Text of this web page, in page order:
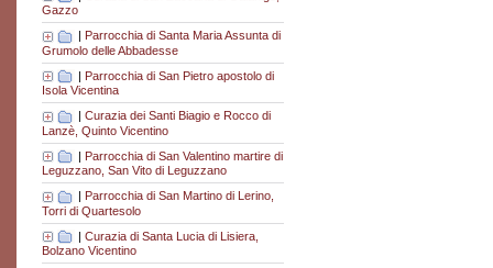
Gazzo
| Parrocchia di Santa Maria Assunta di
Grumolo delle Abbadesse
| Parrocchia di San Pietro apostolo di
Isola Vicentina
| Curazia dei Santi Biagio e Rocco di
Lanzè, Quinto Vicentino
| Parrocchia di San Valentino martire di
Leguzzano, San Vito di Leguzzano
Parrocchia di San Martino di Lerino,
Torri di Quartesolo
| Curazia di Santa Lucia di Lisiera,
Bolzano Vicentino